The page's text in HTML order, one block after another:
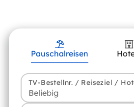
Pauschalreisen
TV-Bestellnr. / Reiseziel /